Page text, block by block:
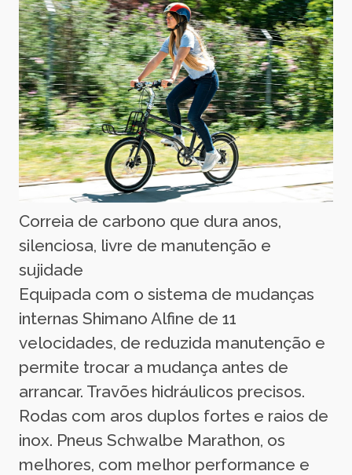
Correia de carbono que dura anos,
silenciosa, livre de manutenção e
sujidade
Equipada com o sistema de mudanças
internas Shimano Alfine de 11
velocidades, de reduzida manutenção e
permite trocar a mudança antes de
arrancar. Travões hidráulicos precisos.
Rodas com aros duplos fortes e raios de
inox. Pneus Schwalbe Marathon, os
melhores, com melhor performance e